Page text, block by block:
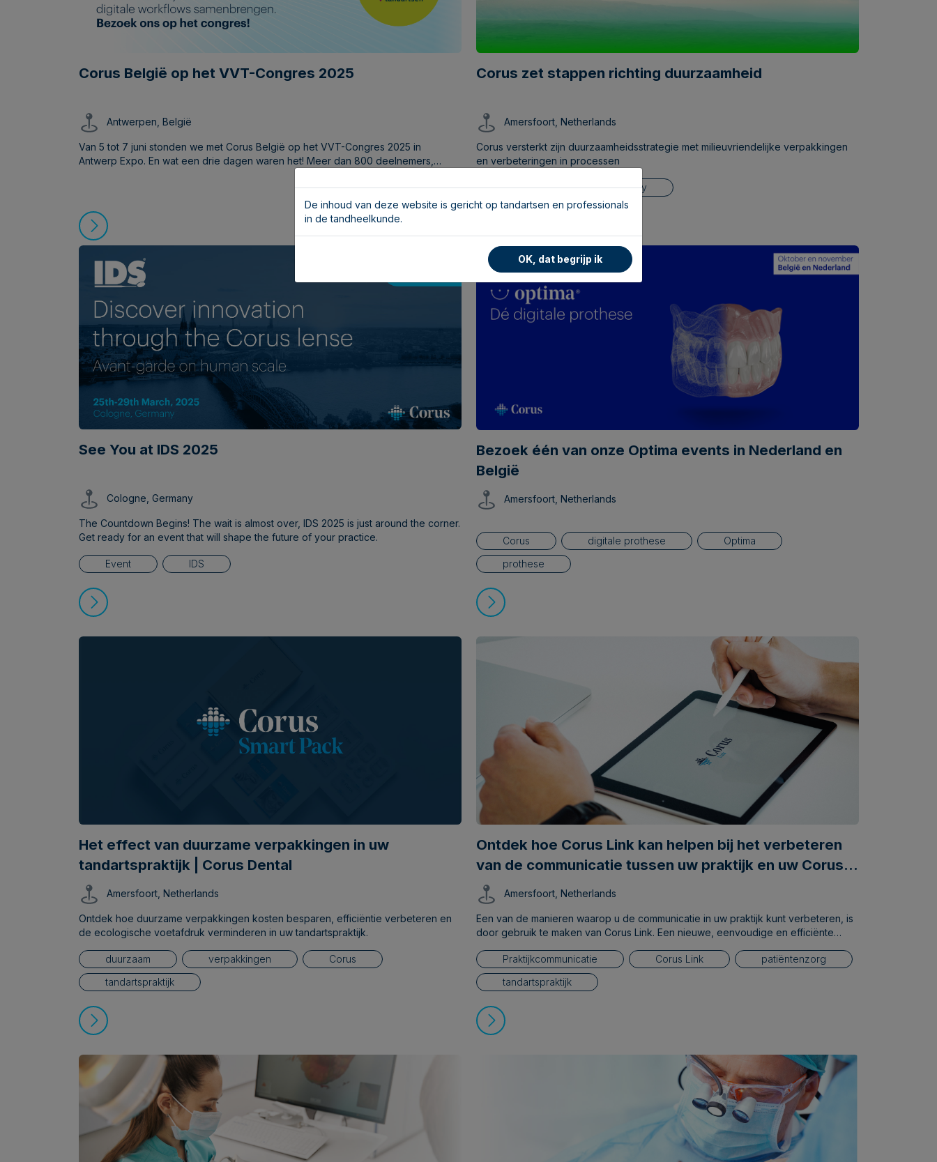
Corus België op het VVT-Congres 2025
Antwerpen, België
Van 5 tot 7 juni stonden we met Corus België op het VVT-Congres 2025 in
Antwerp Expo. En wat een drie dagen waren het! Meer dan 800 deelnemers,
Corus te bieden hebben op vlak van digitale tandtechniek.
Corus zet stappen richting duurzaamheid
Amersfoort, Netherlands
Corus versterkt zijn duurzaamheidsstrategie met milieuvriendelijke verpakkingen
en verbeteringen in processen
Corus Sustainability
See You at IDS 2025
Cologne, Germany
The Countdown Begins! The wait is almost over, IDS 2025 is just around the corner.
Get ready for an event that will shape the future of your practice.
Event IDS
Bezoek één van onze Optima events in Nederland en
België
Amersfoort, Netherlands
Corus digitale prothese
Optima
prothese
Het effect van duurzame verpakkingen in uw
tandartspraktijk | Corus Dental
Amersfoort, Netherlands
Ontdek hoe duurzame verpakkingen kosten besparen, efficiëntie verbeteren en
de ecologische voetafdruk verminderen in uw tandartspraktijk.
duurzaam verpakkingen
Corus
tandartspraktijk
Ontdek hoe Corus Link kan helpen bij het verbeteren
van de communicatie tussen uw praktijk en uw Corus
laboratorium en het optimaliseren van patiëntenzorg.
Amersfoort, Netherlands
Een van de manieren waarop u de communicatie in uw praktijk kunt verbeteren, is
door gebruik te maken van Corus Link. Een nieuwe, eenvoudige en efficiënte
verder.Praktijkcommunicatie Corus Link
patiëntenzorg
tandartspraktijk
De inhoud van deze website is gericht op tandartsen en professionals
in de tandheelkunde.
OK, dat begrijp ik